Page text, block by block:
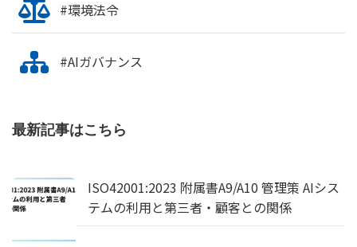
#環境法令
#AIガバナンス
最新記事はこちら
ISO42001:2023 附属書A9/A10 管理策 AIシス
テムの利用と第三者・顧客との関係